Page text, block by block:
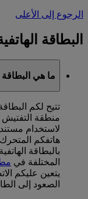
الرجوع إلى الأعلى
البطاقة
ما هي البطاقة
تتيح لكم
منطقة التفتيش
لاستخدام
هاتفكم
بالبطاقة
المختلفة في
يتعين عليكم
الصعود إلى